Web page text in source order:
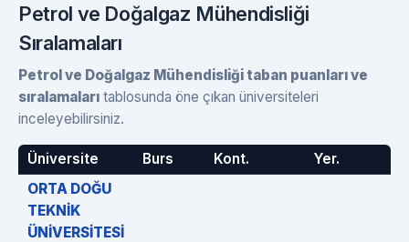
Petrol ve Doğalgaz Mühendisliği
Sıralamaları
Petrol ve Doğalgaz Mühendisliği taban puanları ve
sıralamaları tablosunda öne çıkan üniversiteleri
inceleyebilirsiniz.
Üniversite Burs Kont.
Yer.
ORTA DOĞU
TEKNİK
ÜNİVERSİTESİ